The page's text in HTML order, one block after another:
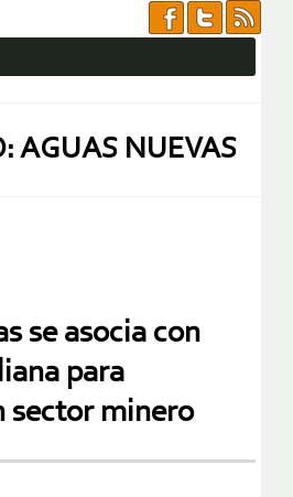
AGUAS NUEVAS
se asocia con
para
sector minero